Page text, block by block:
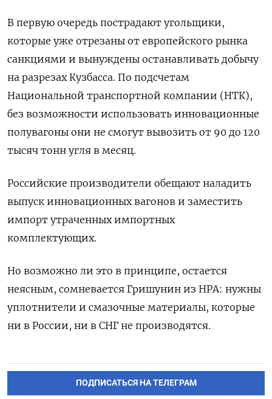
В первую очередь пострадают угольщики,
которые уже отрезаны от европейского рынка
санкциями и вынуждены останавливать добычу
на разрезах Кузбасса. По подсчетам
Национальной транспортной компании (НТК),
без возможности использовать инновационные
полувагоны они не смогут вывозить от 90 до 120
тысяч тонн угля в месяц.
Российские производители обещают наладить
выпуск инновационных вагонов и заместить
импорт утраченных импортных
комплектующих.
Но возможно ли это в принципе, остается
неясным, сомневается Гришунин из НРА: нужны
уплотнители и смазочные материалы, которые
ни в России, ни в СНГ не производятся.
ПОДПИСАТЬСЯ НА ТЕЛЕГРАМ